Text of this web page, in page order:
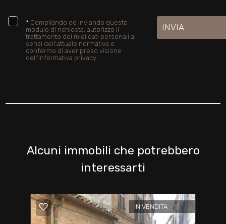
* Compilando ed inviando questo
modulo di richiesta, autorizzo il
trattamento dei miei dati personali ai
sensi dell'attuale normativa e
confermo di aver preso visione
dell'informativa privacy.
INVIA
Alcuni immobili che potrebbero
interessarti
IN VENDITA